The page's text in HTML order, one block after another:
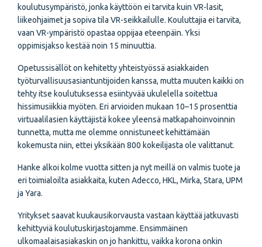
koulutusympäristö, jonka käyttöön ei tarvita kuin VR-lasit,
liikeohjaimet ja sopiva tila VR-seikkailulle. Kouluttajia ei tarvita,
vaan VR-ympäristö opastaa oppijaa eteenpäin. Yksi
oppimisjakso kestää noin 15 minuuttia.
Opetussisällöt on kehitetty yhteistyössä asiakkaiden
työturvallisuusasiantuntijoiden kanssa, mutta muuten kaikki on
tehty itse koulutuksessa esiintyvää ukulelella soitettua
hissimusiikkia myöten. Eri arvioiden mukaan 10–15 prosenttia
virtuaalilasien käyttäjistä kokee yleensä matkapahoinvoinnin
tunnetta, mutta me olemme onnistuneet kehittämään
kokemusta niin, ettei yksikään 800 kokeilijasta ole valittanut.
Hanke alkoi kolme vuotta sitten ja nyt meillä on valmis tuote ja
eri toimialoilta asiakkaita, kuten Adecco, HKL, Mirka, Stara, UPM
ja Yara.
Yritykset saavat kuukausikorvausta vastaan käyttää jatkuvasti
kehittyviä koulutuskirjastojamme. Ensimmäinen
ulkomaalaisasiakaskin on jo hankittu, vaikka korona onkin